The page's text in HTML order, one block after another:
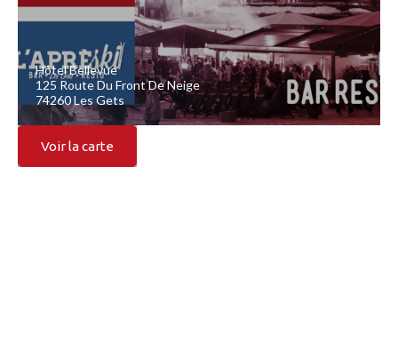
Hôtel Bellevue
125 Route Du Front De Neige
74260 Les Gets
Voir la carte